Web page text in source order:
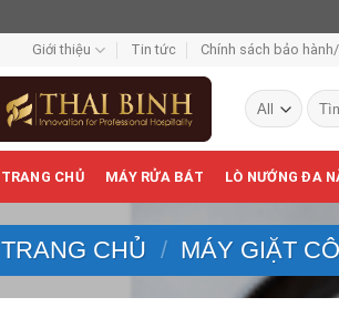
Giới thiệu Tin tức Chính sách bảo
Tìm
kiếm:
TRANG CHỦ MÁY RỬA BÁT LÒ NƯỚNG ĐA
TRANG CHỦ / MÁY GIẶT